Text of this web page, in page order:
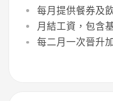
每月提供餐券及
月結工資，包含
每二月一次晉升